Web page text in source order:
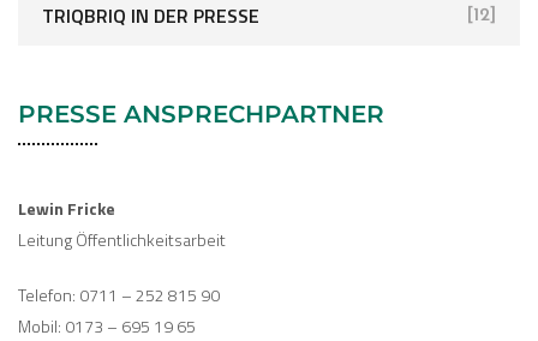
TRIQBRIQ IN DER PRESSE [12]
PRESSE ANSPRECHPARTNER
Lewin Fricke
Leitung Öffentlichkeitsarbeit
Telefon: 0711 – 252 815 90
Mobil: 0173 – 695 19 65